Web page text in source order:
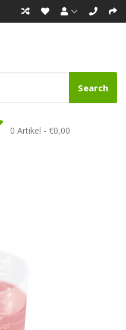
Search
0 Artikel - €0,00